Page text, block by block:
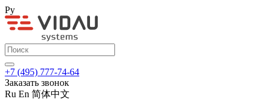
Ру
+7 (495) 777-74-64
Заказать звонок
Ru En 简体中文